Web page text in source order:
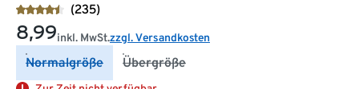
(235)
8,99inkl. MwSt.zzgl. Versandkosten
Normalgröße Übergröße